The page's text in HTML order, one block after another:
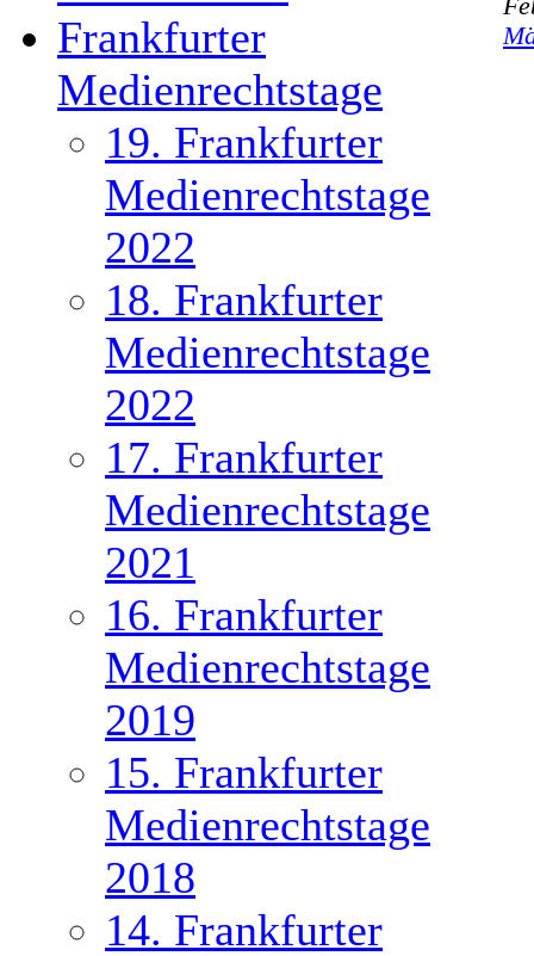
Frankfurter
Medienrechtstage
19. Frankfurter
Medienrechtstage
2022
18. Frankfurter
Medienrechtstage
2022
17. Frankfurter
Medienrechtstage
2021
16. Frankfurter
Medienrechtstage
2019
15. Frankfurter
Medienrechtstage
2018
14. Frankfurter